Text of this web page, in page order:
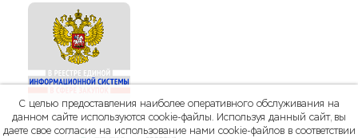
С целью предоставления наиболее оперативного обслуживания на
данном сайте используются cookie-файлы. Используя данный сайт, вы
даете свое согласие на использование нами cookie-файлов в соответствии